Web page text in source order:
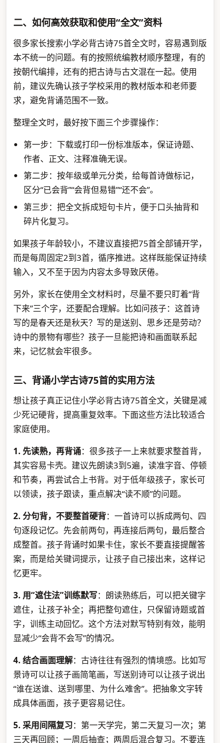
二、如何高效获取和使用“全文”资料
很多家长搜索小学必背古诗75首全文时，容易遇到版
本不统一的问题。有的按照统编教材顺序整理，有的
按朝代编排，还有的把古诗与古文混在一起。使用
前，建议先确认孩子学校采用的教材版本和老师要
求，避免背诵范围不一致。
整理全文时，最好按下面三个步骤操作：
第一步：下载或打印一份标准版本，保证诗题、
作者、正文、注释准确无误。
第二步：按年级或单元分类，给每首诗做标记，
区分“已会背”“会背但易错”“还不会”。
第三步：把全文拆成短句卡片，便于口头抽背和
碎片化复习。
如果孩子年龄较小，不建议直接把75首全部铺开学，
而是每周固定2到3首，循序推进。这样既能保证持续
输入，又不至于因为内容太多导致厌倦。
另外，家长在使用全文材料时，尽量不要只盯着“背
下来”三个字，还要配合理解。比如问孩子：这首诗
写的是春天还是秋天？写的是送别、思乡还是劳动？
诗中的景物有哪些？孩子一旦能把诗和画面联系起
来，记忆就会牢很多。
三、背诵小学古诗75首的实用方法
想让孩子真正记住小学必背古诗75首全文，关键是减
少死记硬背，提高重复效率。下面这些方法比较适合
家庭使用。
1. 先读熟，再背诵：很多孩子一上来就要求整首背，
其实容易卡壳。建议先朗读3到5遍，读准字音、停顿
和节奏，再尝试合上书背。对于低年级孩子，家长可
以领读，孩子跟读，重点解决“读不顺”的问题。
2. 分句背，不要整首硬背：一首诗可以拆成两句、四
句逐段记忆。先会前两句，再连接后两句，最后整合
成整首。孩子背诵时如果卡住，家长不要直接提醒答
案，而是给关键词提示，让孩子自己接出来，这样记
忆更牢。
3. 用“遮住法”训练默写：朗读熟练后，可以把关键字
遮住，让孩子补全；再把整句遮住，只保留诗题或首
字，训练主动回忆。这个方法对默写特别有效，能明
显减少“会背不会写”的情况。
4. 结合画面理解：古诗往往有强烈的情境感。比如写
景诗可以让孩子画简笔画，写送别诗可以让孩子说出
“谁在送谁、送到哪里、为什么难舍”。把抽象文字转
成具体画面，孩子更容易记住。
5. 采用间隔复习：第一天学完，第二天复习一次；第
三天再回顾；一周后抽查；两周后混合复习。不要连